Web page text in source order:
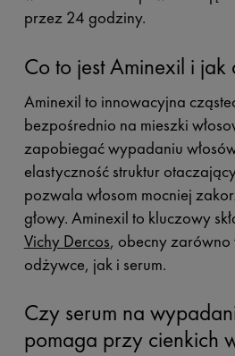
przez 24 godziny.
Co to jest Aminexil i jak
Aminexil to innowacyjna
bezpośrednio na mieszki
zapobiegać wypadaniu
elastyczność struktur
pozwala włosom mocniej
głowy. Aminexil to kluczowy
Vichy Dercos, obecny zarówno
odżywce, jak i serum.
Czy serum na
pomaga przy cienkich